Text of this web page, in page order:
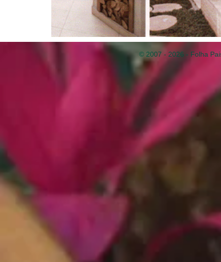
© 2007 - 2026 - Folha